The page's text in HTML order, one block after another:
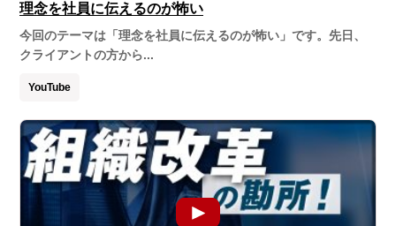
理念を社員に伝えるのが怖い
今回のテーマは「理念を社員に伝えるのが怖い」です。先日、
クライアントの方から...
YouTube